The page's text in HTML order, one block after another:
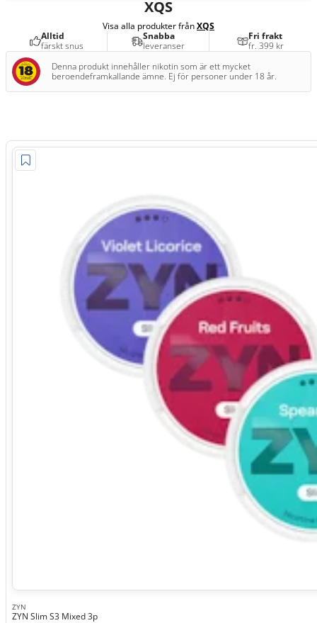
XQS
Visa alla produkter frånXQS
Alltid
färskt snus
Snabba
leveranser
Fri frakt
fr. 399 kr
Denna produkt innehåller nikotin som är ett mycket
beroendeframkallande ämne. Ej för personer under 18 år.
ZYN
ZYN Slim S3 Mixed 3p